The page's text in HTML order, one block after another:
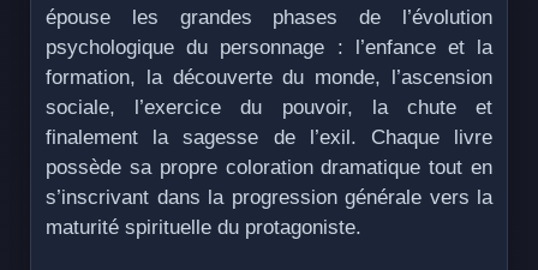
épouse les grandes phases de l’évolution
psychologique du personnage : l’enfance et la
formation, la découverte du monde, l’ascension
sociale, l’exercice du pouvoir, la chute et
finalement la sagesse de l’exil. Chaque livre
possède sa propre coloration dramatique tout en
s’inscrivant dans la progression générale vers la
maturité spirituelle du protagoniste.